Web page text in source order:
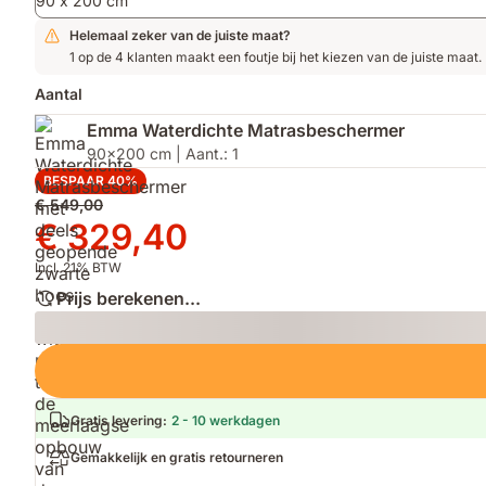
stabiele
ondersteuning,
de
nacht
door
Helemaal zeker van de juiste maat?
1 op de 4 klanten maakt een foutje bij het kiezen van de juiste maat.
Aantal
Emma Waterdichte Matrasbeschermer
90x200 cm | Aant.: 1
BESPAAR 40%
Oorspronkelijke
prijs
€ 549,00
€ 549,00
Prijs
€ 329,40
€ 329,40
Incl. 21% BTW
Prijs berekenen...
Loading
Gratis levering: 2 - 10 werkdagen
Gemakkelijk en gratis retourneren